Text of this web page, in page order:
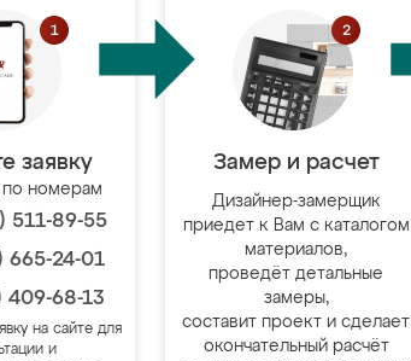
заявку
по номерам
511-89-55
665-24-01
409-68-13
на сайте для
и
Замер и расчет
Дизайнер-замерщик
приедет к Вам с каталогом
материалов,
проведёт детальные
замеры,
составит проект и сделает
окончательный расчёт